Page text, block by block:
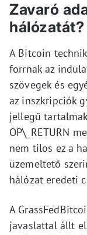
Zavaró
hálózatát?
A Bitcoin
forrnak az
szövegek és
az inszkripciók
jellegű
OP\_RETURN
nem tilos ez a
üzemeltető
hálózat eredeti
A
javaslattal állt